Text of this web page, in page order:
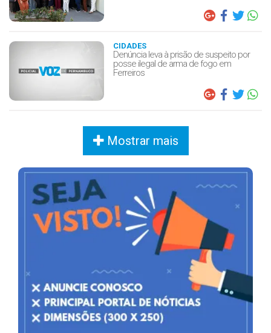
CIDADES
Denúncia leva à prisão de suspeito por
posse ilegal de arma de fogo em
Ferreiros
Mostrar mais